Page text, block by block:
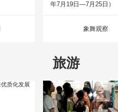
年7月19日—7月25日）
象舞观察
旅游